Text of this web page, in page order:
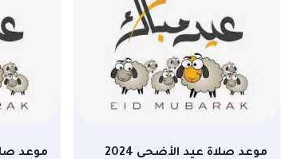
موعد صلاة عيد الأضحى 2024